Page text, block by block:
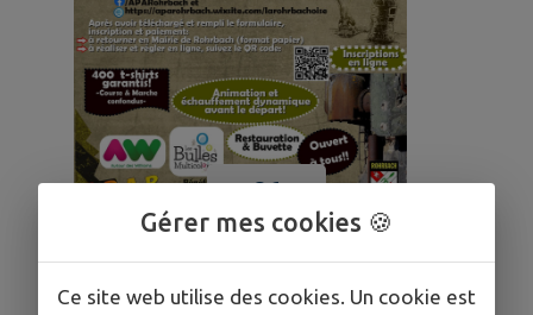
26
ROHRBACH-LÈS-BITCHE
Gérer mes cookies 🍪
Ce site web utilise des cookies. Un cookie est